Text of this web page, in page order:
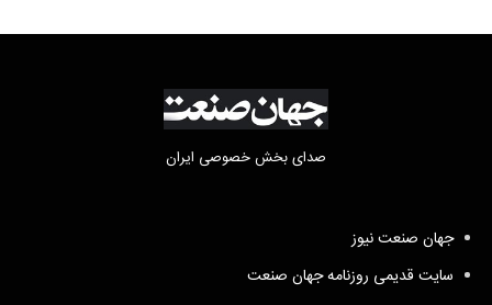
صدای بخش خصوصی ایران
جهان صنعت نیوز
سایت قدیمی روزنامه جهان صنعت